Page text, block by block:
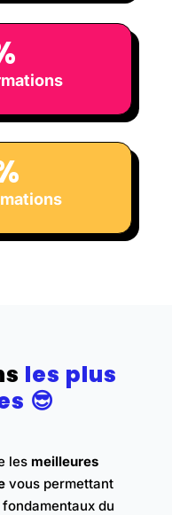
les plus
😎
les meilleures
vous permettant
du